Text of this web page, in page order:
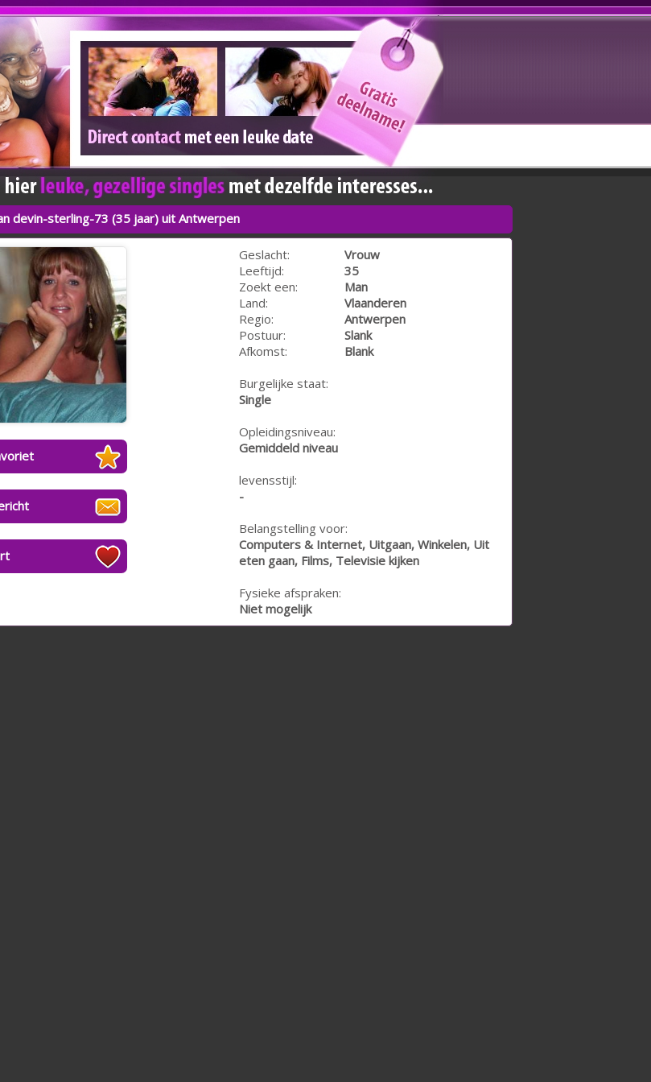
devin-sterling-73 (35 jaar) uit Antwerpen
Geslacht:
Vrouw
Leeftijd:
35
Zoekt een:
Man
Land:
Vlaanderen
Regio:
Antwerpen
Postuur:
Slank
Afkomst:
Blank
Burgelijke staat:
Single
Opleidingsniveau:
Gemiddeld niveau
levensstijl:
-
Belangstelling voor:
Computers & Internet, Uitgaan, Winkelen, Uit
eten gaan, Films, Televisie kijken
Fysieke afspraken:
Niet mogelijk